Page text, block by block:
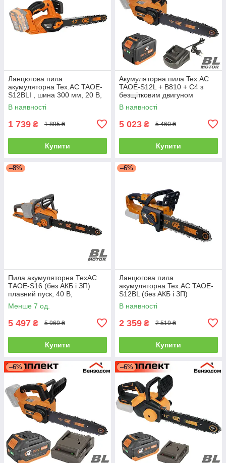
Ланцюгова пила
акумуляторна Tex.AC TAOE-
S12BLI , шина 300 мм, 20 В,
плавний пуск, автоматичне
змащення ланцюга (без АКБ і
В наявності
1 739 ₴ 1 895 ₴
Купити
Акумуляторна пила Tex.AC
TAOE-S12L + B810 + C4 з
безщітковим двигуном
(комплект)
В наявності
5 023 ₴ 5 460 ₴
Купити
–8%
Пила акумуляторна ТехАС
ТAОЕ-S16 (без АКБ і ЗП)
плавний пуск, 40 В,
безщіткова
Менше 7 од.
5 497 ₴ 5 969 ₴
Купити
–6%
Ланцюгова пила
акумуляторна Tex.AC TAOE-
S12BL (без АКБ і ЗП)
В наявності
2 359 ₴ 2 519 ₴
Купити
–6% –6%